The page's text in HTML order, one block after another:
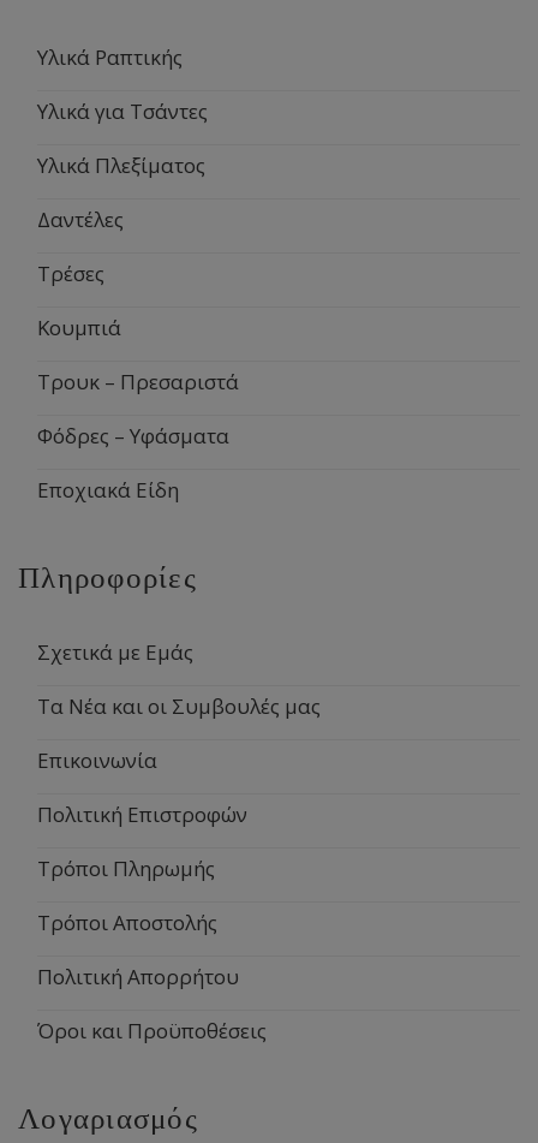
Υλικά Ραπτικής
Υλικά για Τσάντες
Υλικά Πλεξίματος
Δαντέλες
Τρέσες
Κουμπιά
Τρουκ – Πρεσαριστά
Φόδρες – Υφάσματα
Εποχιακά Είδη
Πληροφορίες
Σχετικά με Εμάς
Τα Νέα και οι Συμβουλές μας
Επικοινωνία
Πολιτική Επιστροφών
Τρόποι Πληρωμής
Τρόποι Αποστολής
Πολιτική Απορρήτου
Όροι και Προϋποθέσεις
Λογαριασμός